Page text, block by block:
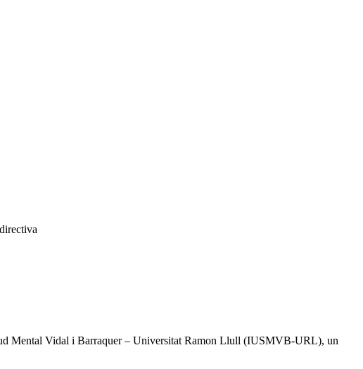
Mental Vidal i Barraquer – Universitat Ramon Llull (IUSMVB-URL), un